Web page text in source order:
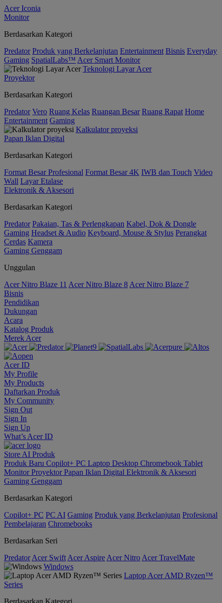
Acer Iconia
Monitor
Berdasarkan Kategori
Predator Produk yang Berkelanjutan Entertainment Bisnis Everyday
Gaming SpatialLabs™ Acer Smart Monitor
Teknologi Layar Acer
Proyektor
Berdasarkan Kategori
Predator Vero Ruang Kelas Ruangan Besar Ruang Rapat Home
Entertainment Gaming
Kalkulator proyeksi
Papan Iklan Digital
Berdasarkan Kategori
Format Besar Profesional Format Besar 4K IWB dan Touch Video
Wall Layar Etalase
Elektronik & Aksesori
Berdasarkan Kategori
Predator Pakaian, Tas & Perlengkapan Kabel, Dok & Dongle
Gaming Headset & Audio Keyboard, Mouse & Stylus Perangkat
Cerdas Kamera
Gaming Genggam
Unggulan
Acer Nitro Blaze 11 Acer Nitro Blaze 8 Acer Nitro Blaze 7
Bisnis
Pendidikan
Dukungan
Acara
Katalog Produk
Merek Acer
Acer ID
My Profile
My Products
Daftarkan Produk
My Community
Sign Out
Sign In
Sign Up
What’s Acer ID
Store AI Produk
Produk Baru Copilot+ PC Laptop Desktop Chromebook Tablet
MonitorProyektorPapan Iklan Digital Elektronik & Aksesori
Gaming Genggam
Berdasarkan Kategori
Copilot+ PC PC AI Gaming Produk yang Berkelanjutan Profesional
Pembelajaran Chromebooks
Berdasarkan Seri
Predator Acer Swift Acer Aspire Acer Nitro Acer TravelMate
Windows
Laptop Acer AMD Ryzen™
Series
Berdasarkan Kategori